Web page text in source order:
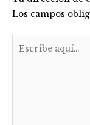
Los campos